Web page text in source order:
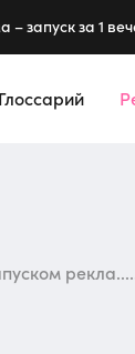
– запуск за 1
Глоссарий